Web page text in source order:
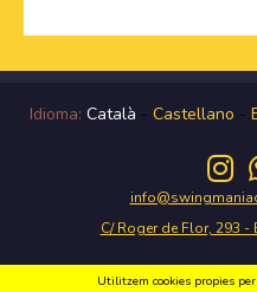
Idioma: Català - Castellano -
C/ Roger de Flor, 293
Utilitzem cookies propies